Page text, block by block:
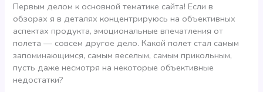
Первым делом к основной тематике сайта! Если в
обзорах я в деталях концентрируюсь на объективных
аспектах продукта, эмоциональные впечатления от
полета — совсем другое дело. Какой полет стал самым
запоминающимся, самым веселым, самым прикольным,
пусть даже несмотря на некоторые объективные
недостатки?